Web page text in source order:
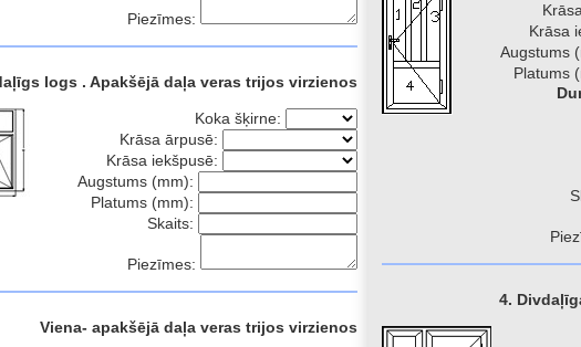
Piezīmes:
logs . Apakšējā daļa veras trijos virzienos
Koka šķirne:
Krāsa ārpusē:
Krāsa iekšpusē:
Augstums (mm):
Platums (mm):
Skaits:
Piezīmes:
Viena- apakšējā daļa veras trijos virzienos
Krāsa
Augstums
Platums
4.